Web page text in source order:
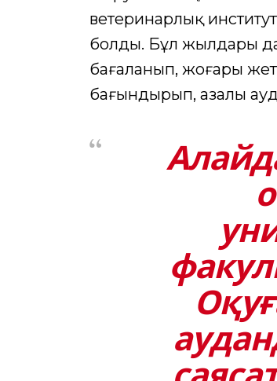
ветеринарлық
болды. Бұл жылдары да
бағаланып, жоғары
бағындырып, Қазалы